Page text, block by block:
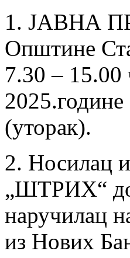
1. ЈАВНА
Oпштине
7.30 – 15.00
(уторак).
2. Носилац
„ШТРИХ“
наручилац
из Нових